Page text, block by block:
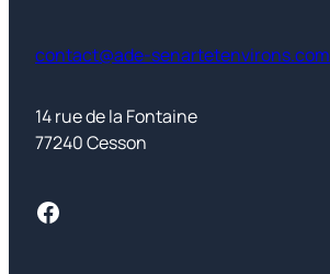
contact@ade-senartetenvirons.com
14 rue de la Fontaine
77240 Cesson
Facebook